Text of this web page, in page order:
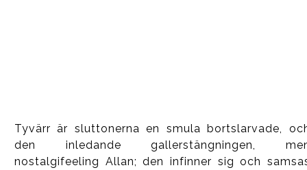
Tyvärr är sluttonerna en smula bortslarvade,
den inledande gallerstängningen,
nostalgifeeling Allan; den infinner sig och